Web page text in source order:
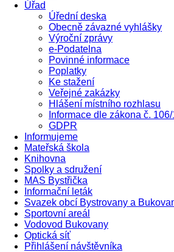
Úřad
Úřední deska
Obecně závazné vyhlášky
Výroční zprávy
e-Podatelna
Povinné informace
Poplatky
Ke stažení
Veřejné zakázky
Hlášení místního rozhlasu
Informace dle zákona č.
GDPR
Informujeme
Mateřská škola
Knihovna
Spolky a sdružení
MAS Bystřička
Informační leták
Svazek obcí Bystrovany a
Sportovní areál
Vodovod Bukovany
Optická síť
Přihlášení návštěvníka